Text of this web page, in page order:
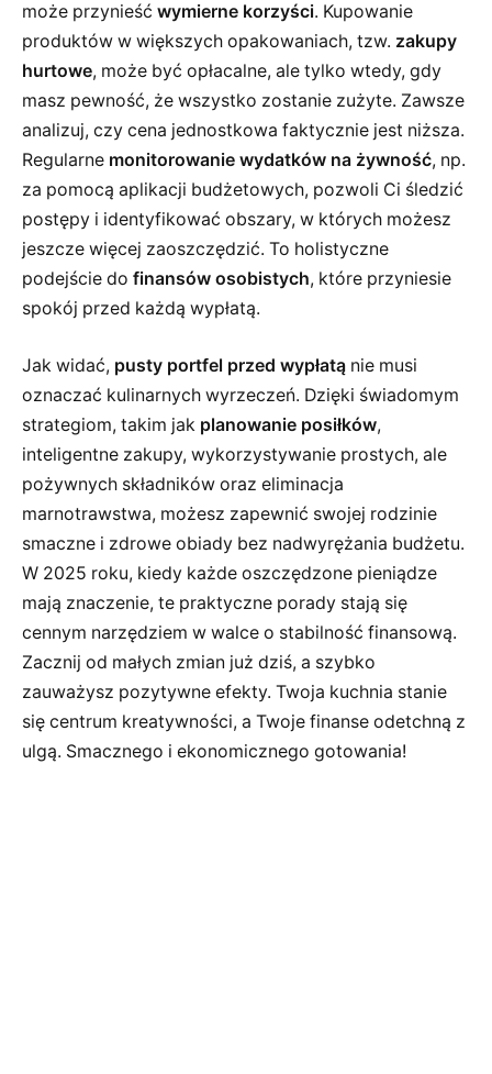
może przynieść wymierne korzyści. Kupowanie
produktów w większych opakowaniach, tzw. zakupy
hurtowe, może być opłacalne, ale tylko wtedy, gdy
masz pewność, że wszystko zostanie zużyte. Zawsze
analizuj, czy cena jednostkowa faktycznie jest niższa.
Regularne monitorowanie wydatków na żywność, np.
za pomocą aplikacji budżetowych, pozwoli Ci śledzić
postępy i identyfikować obszary, w których możesz
jeszcze więcej zaoszczędzić. To holistyczne
podejście do finansów osobistych, które przyniesie
spokój przed każdą wypłatą.
Jak widać, pusty portfel przed wypłatą nie musi
oznaczać kulinarnych wyrzeczeń. Dzięki świadomym
strategiom, takim jak planowanie posiłków,
inteligentne zakupy, wykorzystywanie prostych, ale
pożywnych składników oraz eliminacja
marnotrawstwa, możesz zapewnić swojej rodzinie
smaczne i zdrowe obiady bez nadwyrężania budżetu.
W 2025 roku, kiedy każde oszczędzone pieniądze
mają znaczenie, te praktyczne porady stają się
cennym narzędziem w walce o stabilność finansową.
Zacznij od małych zmian już dziś, a szybko
zauważysz pozytywne efekty. Twoja kuchnia stanie
się centrum kreatywności, a Twoje finanse odetchną z
ulgą. Smacznego i ekonomicznego gotowania!